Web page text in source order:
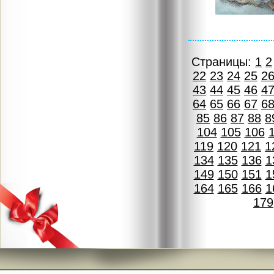
Страницы: 1 2
22 23 24 25 26
43 44 45 46 47
64 65 66 67 68
85 86 87 88
104 105 106
119 120 121
134 135 136
149 150 151
164 165 166
179